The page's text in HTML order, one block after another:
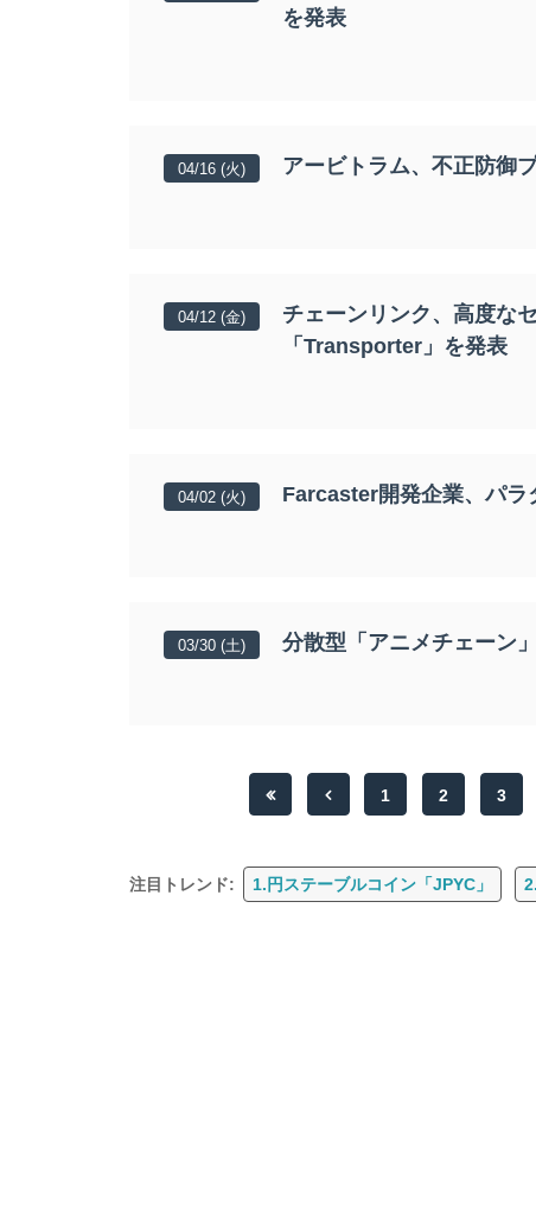
を発表
04/16 (火) アービトラム、不正防御
04/12 (金)
チェーンリンク、高度な
「Transporter」を発表
04/02 (火) Farcaster開発企業、パラ
03/30 (土) 分散型「アニメチェーン
1 2 3
注目トレンド: 1.円ステーブルコイン「JPYC」